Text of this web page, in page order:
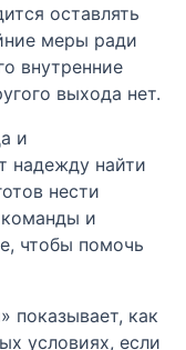
оставлять
меры ради
внутренние
выхода нет.
и
надежду найти
нести
команды и
чтобы помочь
показывает, как
условиях, если